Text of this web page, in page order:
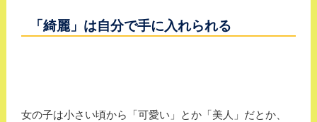
「綺麗」は自分で手に入れられる
女の子は小さい頃から「可愛い」とか「美人」だとか、